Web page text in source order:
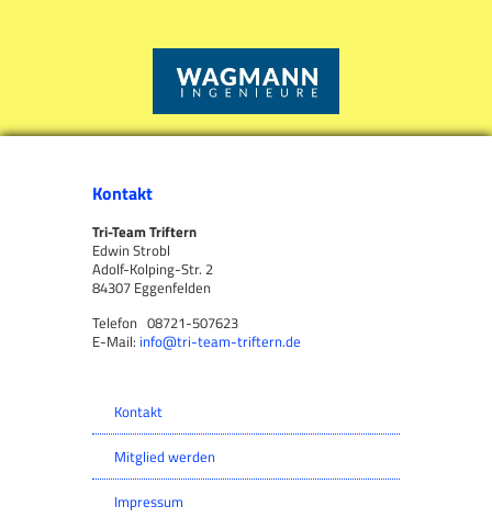
Kontakt
Tri-Team Triftern
Edwin Strobl
Adolf-Kolping-Str. 2
84307 Eggenfelden
Telefon 08721-507623
E-Mail: info@tri-team-triftern.de
Kontakt
Mitglied werden
Impressum